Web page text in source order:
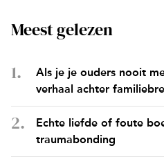
Meest gelezen
Als je je ouders nooit
verhaal achter
Echte liefde of foute
traumabonding